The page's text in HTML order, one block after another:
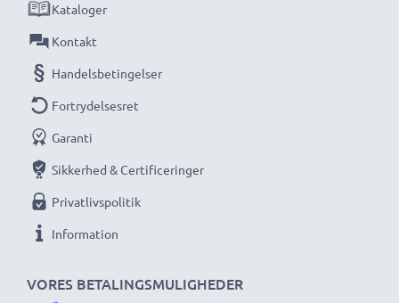
VORES BETALINGSMULIGHEDER
Kataloger
Kontakt
Handelsbetingelser
Fortrydelsesret
Garanti
Sikkerhed & Certificeringer
Privatlivspolitik
Information